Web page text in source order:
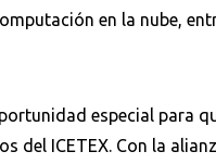
en la nube,
especial para
del ICETEX. Con la